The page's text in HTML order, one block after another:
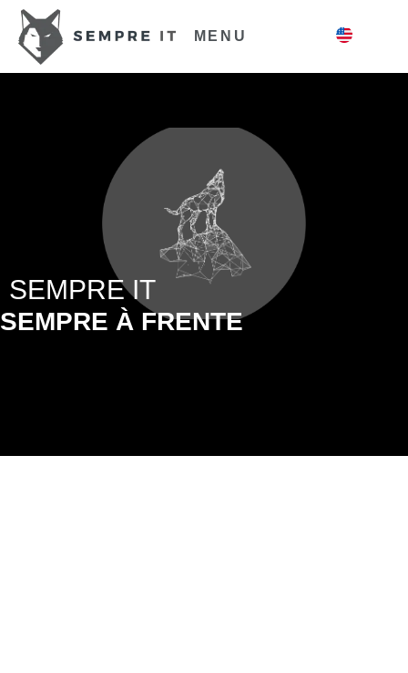
MENU
SEMPRE IT
SEMPRE À FRENTE